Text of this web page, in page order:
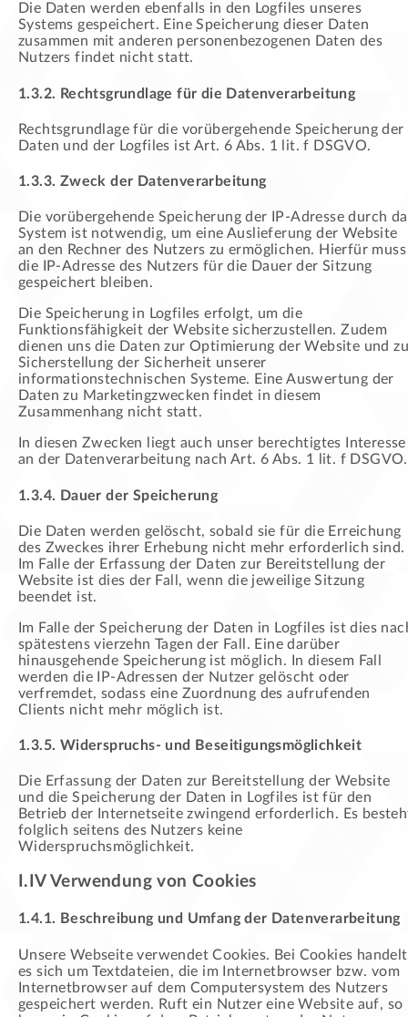
Die Daten werden ebenfalls in den Logfiles unseres
Systems gespeichert. Eine Speicherung dieser Daten
zusammen mit anderen personenbezogenen Daten des
Nutzers findet nicht statt.
1.3.2. Rechtsgrundlage für die Datenverarbeitung
Rechtsgrundlage für die vorübergehende Speicherung der
Daten und der Logfiles ist Art. 6 Abs. 1 lit. f DSGVO.
1.3.3. Zweck der Datenverarbeitung
Die vorübergehende Speicherung der IP-Adresse durch
System ist notwendig, um eine Auslieferung der Website
an den Rechner des Nutzers zu ermöglichen. Hierfür muss
die IP-Adresse des Nutzers für die Dauer der Sitzung
gespeichert bleiben.
Die Speicherung in Logfiles erfolgt, um die
Funktionsfähigkeit der Website sicherzustellen. Zudem
dienen uns die Daten zur Optimierung der Website und
Sicherstellung der Sicherheit unserer
informationstechnischen Systeme. Eine Auswertung der
Daten zu Marketingzwecken findet in diesem
Zusammenhang nicht statt.
In diesen Zwecken liegt auch unser berechtigtes Interesse
an der Datenverarbeitung nach Art. 6 Abs. 1 lit. f DSGVO.
1.3.4. Dauer der Speicherung
Die Daten werden gelöscht, sobald sie für die Erreichung
des Zweckes ihrer Erhebung nicht mehr erforderlich sind.
Im Falle der Erfassung der Daten zur Bereitstellung der
Website ist dies der Fall, wenn die jeweilige Sitzung
beendet ist.
Im Falle der Speicherung der Daten in Logfiles ist dies
spätestens vierzehn Tagen der Fall. Eine darüber
hinausgehende Speicherung ist möglich. In diesem Fall
werden die IP-Adressen der Nutzer gelöscht oder
verfremdet, sodass eine Zuordnung des aufrufenden
Clients nicht mehr möglich ist.
1.3.5. Widerspruchs- und Beseitigungsmöglichkeit
Die Erfassung der Daten zur Bereitstellung der Website
und die Speicherung der Daten in Logfiles ist für den
Betrieb der Internetseite zwingend erforderlich. Es
folglich seitens des Nutzers keine
Widerspruchsmöglichkeit.
I.IV Verwendung von Cookies
1.4.1. Beschreibung und Umfang der Datenverarbeitung
Unsere Webseite verwendet Cookies. Bei Cookies handelt
es sich um Textdateien, die im Internetbrowser bzw. vom
Internetbrowser auf dem Computersystem des Nutzers
gespeichert werden. Ruft ein Nutzer eine Website auf, so